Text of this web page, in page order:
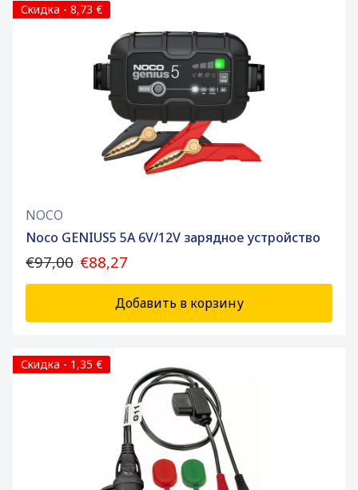
Скидка - 8,73 €
NOCO
Noco GENIUS5 5A 6V/12V зарядное устройство
€97,00 €88,27
Добавить в корзину
Скидка - 1,35 €